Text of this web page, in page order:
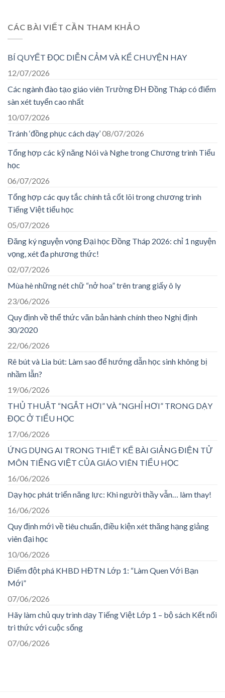
CÁC BÀI VIẾT CẦN THAM KHẢO
BÍ QUYẾT ĐỌC DIỄN CẢM VÀ KỂ CHUYỆN HAY
12/07/2026
Các ngành đào tạo giáo viên Trường ĐH Đồng Tháp có điểm
sàn xét tuyển cao nhất
10/07/2026
Tránh ‘đồng phục cách dạy’08/07/2026
Tổng hợp các kỹ năng Nói và Nghe trong Chương trình Tiểu
học
06/07/2026
Tổng hợp các quy tắc chính tả cốt lõi trong chương trình
Tiếng Việt tiểu học
05/07/2026
Đăng ký nguyện vọng Đại học Đồng Tháp 2026: chỉ 1 nguyện
vọng, xét đa phương thức!
02/07/2026
Mùa hè những nét chữ “nở hoa” trên trang giấy ô ly
23/06/2026
Quy định về thể thức văn bản hành chính theo Nghị định
30/2020
22/06/2026
Rê bút và Lia bút: Làm sao để hướng dẫn học sinh không bị
nhầm lẫn?
19/06/2026
THỦ THUẬT “NGẮT HƠI” VÀ “NGHỈ HƠI” TRONG DẠY
ĐỌC Ở TIỂU HỌC
17/06/2026
ỨNG DỤNG AI TRONG THIẾT KẾ BÀI GIẢNG ĐIỆN TỬ
MÔN TIẾNG VIỆT CỦA GIÁO VIÊN TIỂU HỌC
16/06/2026
Dạy học phát triển năng lực: Khi người thầy vẫn… làm thay!
16/06/2026
Quy định mới về tiêu chuẩn, điều kiện xét thăng hạng giảng
viên đại học
10/06/2026
Điểm đột phá KHBD HĐTN Lớp 1: “Làm Quen Với Bạn
Mới”
07/06/2026
Hãy làm chủ quy trình dạy Tiếng Việt Lớp 1 – bộ sách Kết nối
tri thức với cuộc sống
07/06/2026